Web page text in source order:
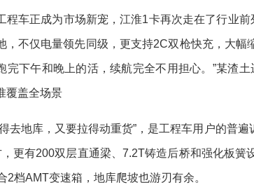
车正成为市场新宠，江淮1卡再次走在了行业前
，不仅电量领先同级，更支持2C双枪快充，大幅
完下午和晚上的活，续航完全不用担心。”某渣
覆盖全场景
地库，又要拉得动重货”，是工程车用户的普遍
更有200双层直通梁、7.2T铸造后桥和强化板簧
2档AMT变速箱，地库爬坡也游刃有余。